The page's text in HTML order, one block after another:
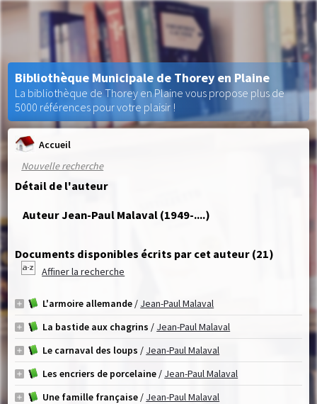
Accueil
Nouvelle recherche
Détail de l'auteur
Auteur Jean-Paul Malaval (1949-....)
Documents disponibles écrits par cet auteur (21)
Affiner la recherche
L'armoire allemande/ Jean-Paul Malaval
La bastide aux chagrins / Jean-Paul Malaval
Le carnaval des loups / Jean-Paul Malaval
Les encriers de porcelaine / Jean-Paul Malaval
Une famille française/ Jean-Paul Malaval
Bibliothèque Municipale de Thorey en Plaine
La bibliothèque de Thorey en Plaine vous propose plus de
5000 références pour votre plaisir !